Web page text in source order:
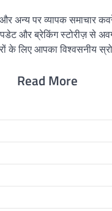
और अन्य पर व्यापक समाचार
और ब्रेकिंग स्टोरीज़ से
के लिए आपका विश्वसनीय
Read More